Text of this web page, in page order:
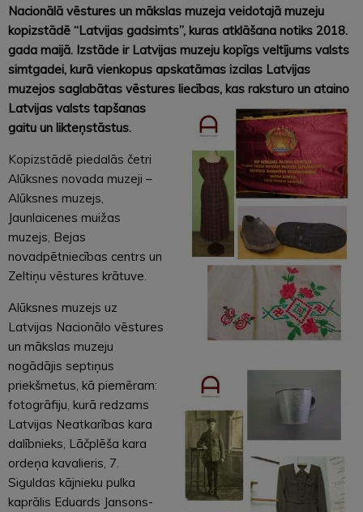
Nacionālā vēstures un mākslas muzeja veidotajā muzeju
kopizstādē “Latvijas gadsimts”, kuras atklāšana notiks 2018.
gada maijā. Izstāde ir Latvijas muzeju kopīgs veltījums valsts
simtgadei, kurā vienkopus apskatāmas izcilas Latvijas
muzejos saglabātas vēstures liecības, kas raksturo un ataino
Latvijas valsts tapšanas
gaitu un likteņstāstus.
Kopizstādē piedalās četri
Alūksnes novada muzeji –
Alūksnes muzejs,
Jaunlaicenes muižas
muzejs, Bejas
novadpētniecības centrs un
Zeltiņu vēstures krātuve.
Alūksnes muzejs uz
Latvijas Nacionālo vēstures
un mākslas muzeju
nogādājis septiņus
priekšmetus, kā piemēram:
fotogrāfiju, kurā redzams
Latvijas Neatkarības kara
dalībnieks, Lāčplēša kara
ordeņa kavalieris, 7.
Siguldas kājnieku pulka
kaprālis Eduards Jansons-